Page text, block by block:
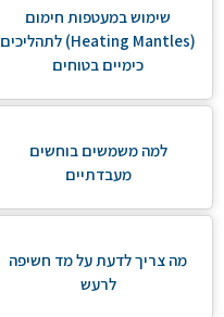
שימוש במעטפות חימום
(Heating Mantles) לתהליכים
כימיים בטוחים
למה משמשים בוחשים
מעבדתיים
מה צריך לדעת על מד חשיפה
לרעש